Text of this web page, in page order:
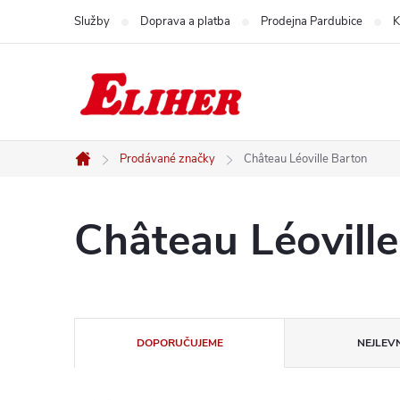
Služby Doprava a platba Prodejna Pardubice
Domů
Prodávané značky Château Léoville Barton
Château
a
DOPORUČUJEME